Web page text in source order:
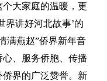
大家庭的温暖，更
界讲好河北故事’的
满燕赵”侨界新年音
、服务侨胞、传播
界的广泛赞誉。新